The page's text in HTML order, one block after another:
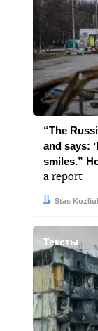
“The
and says:
smiles.”
a report
Автор:
Stas
Дата:
Тексты